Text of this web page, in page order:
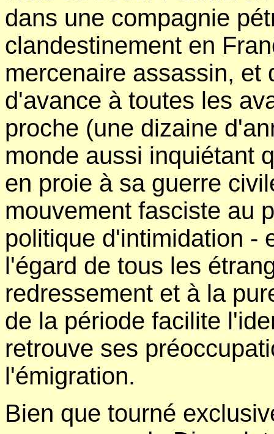
dans une compagnie
clandestinement en
mercenaire assassin, et
d'avance à toutes les
proche (une dizaine
monde aussi inquiétant
en proie à sa guerre
mouvement fasciste au
politique d'intimidation -
l'égard de tous les
redressement et à la
de la période facilite
retrouve ses
l'émigration.
Bien que tourné